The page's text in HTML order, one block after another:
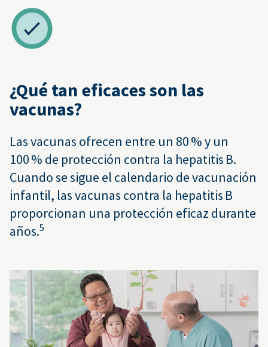
¿Qué tan eficaces son las
vacunas?
Las vacunas ofrecen entre un 80 % y un
100 % de protección contra la hepatitis B.
Cuando se sigue el calendario de vacunación
infantil, las vacunas contra la hepatitis B
proporcionan una protección eficaz durante
años.5